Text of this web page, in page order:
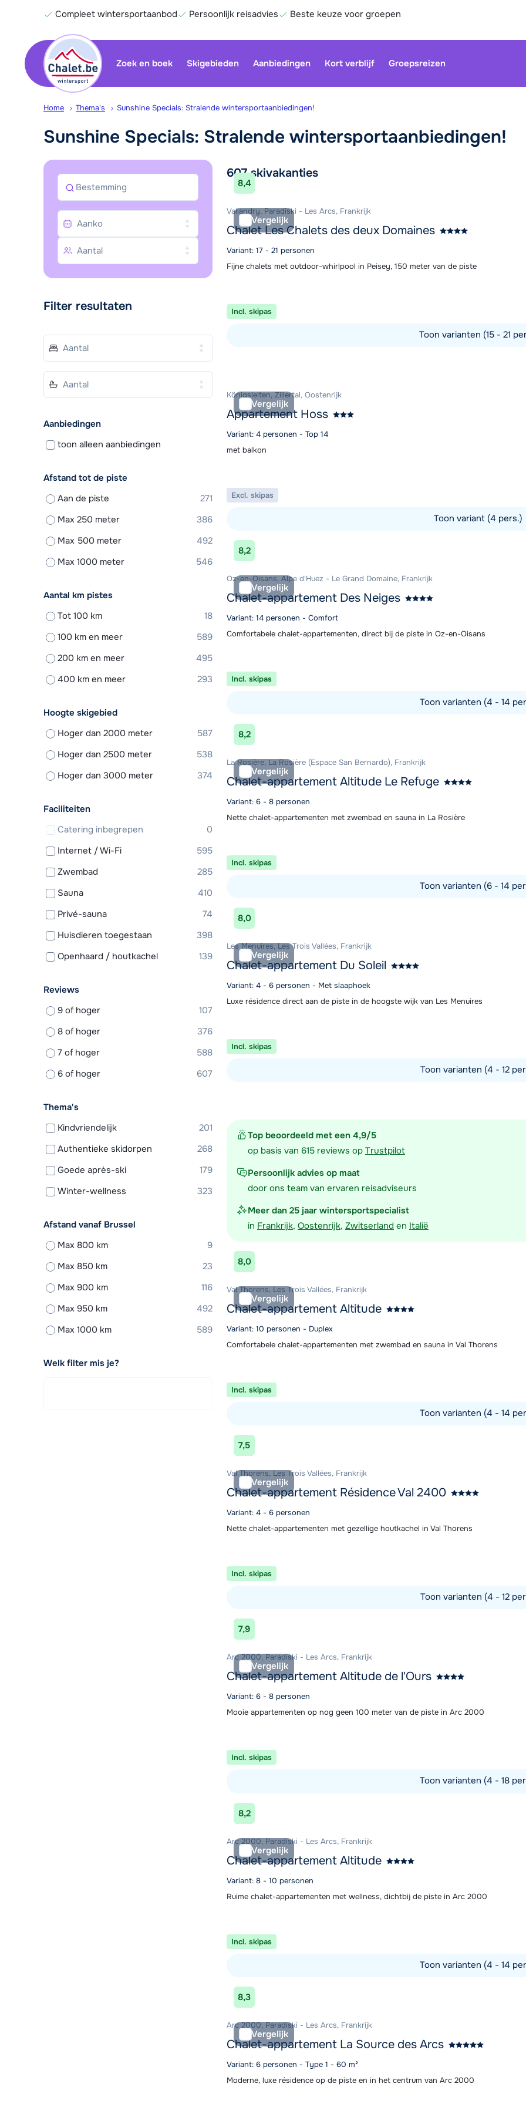
Compleet wintersportaanbod Persoonlijk reisadvies Beste keuze voor groepen
Zoek en boek Skigebieden Aanbiedingen Kort verblijf Groepsreizen
Home Thema's Sunshine Specials: Stralende wintersportaanbiedingen!
Sunshine Specials: Stralende wintersportaanbiedingen!
Aanbiedingen
607skivakanties
Top beoordeeld met een 4,9/5
op basis van 615 reviews op Trustpilot
Persoonlijk advies op maat
door ons team van ervaren reisadviseurs
Meer dan 25 jaar wintersportspecialist
in Frankrijk, Oostenrijk, Zwitserland en Italië
8,4
Vergelijk
Vallandry, Paradiski - Les Arcs, Frankrijk
Chalet Les Chalets des deux Domaines
Variant: 17 - 21 personen
Fijne chalets met outdoor-whirlpool in Peisey, 150 meter van de piste
Incl. skipas
Toon varianten (15 - 21
Vergelijk
Königsleiten, Zillertal, Oostenrijk
Appartement Hoss
Variant: 4 personen - Top 14
met balkon
Excl. skipas
Toon variant (4 pers.)
Bekijk accommodatie
8,2
Vergelijk
Oz-en-Oisans, Alpe d'Huez - Le Grand Domaine, Frankrijk
Chalet-appartement Des Neiges
Variant: 14 personen - Comfort
Comfortabele chalet-appartementen, direct bij de piste in Oz-en-Oisans
Incl. skipas
Toon varianten (4 - 14
Bekijk accommodatie
8,2
Vergelijk
La Rosière, La Rosière (Espace San Bernardo), Frankrijk
Chalet-appartement Altitude Le Refuge
Variant: 6 - 8 personen
Nette chalet-appartementen met zwembad en sauna in La Rosière
Incl. skipas
Toon varianten (6 - 14
Bekijk accommodatie
8,0
Vergelijk
Les Menuires, Les Trois Vallées, Frankrijk
Chalet-appartement Du Soleil
Variant: 4 - 6 personen - Met slaaphoek
Luxe résidence direct aan de piste in de hoogste wijk van Les Menuires
Incl. skipas
Toon varianten (4 - 12
8,0
Vergelijk
Val Thorens, Les Trois Vallées, Frankrijk
Chalet-appartement Altitude
Variant: 10 personen - Duplex
Comfortabele chalet-appartementen met zwembad en sauna in Val Thorens
Incl. skipas
Toon varianten (4 - 14
Bekijk accommodatie
7,5
Vergelijk
Val Thorens, Les Trois Vallées, Frankrijk
Chalet-appartement Résidence Val 2400
Variant: 4 - 6 personen
Nette chalet-appartementen met gezellige houtkachel in Val Thorens
Incl. skipas
Toon varianten (4 - 12
Bekijk accommodatie
7,9
Vergelijk
Arc 2000, Paradiski - Les Arcs, Frankrijk
Chalet-appartement Altitude de l'Ours
Variant: 6 - 8 personen
Mooie appartementen op nog geen 100 meter van de piste in Arc 2000
Incl. skipas
Toon varianten (4 - 18
Bekijk accommodatie
8,2
Vergelijk
Arc 2000, Paradiski - Les Arcs, Frankrijk
Chalet-appartement Altitude
Variant: 8 - 10 personen
Ruime chalet-appartementen met wellness, dichtbij de piste in Arc 2000
Incl. skipas
Toon varianten (4 - 14
Bekijk accommodatie
8,3
Vergelijk
Arc 2000, Paradiski - Les Arcs, Frankrijk
Chalet-appartement La Source des Arcs
Variant: 6 personen - Type 1 - 60 m²
Moderne, luxe résidence op de piste en in het centrum van Arc 2000
Bestemming
Filter resultaten
Aanbiedingen
toon alleen aanbiedingen
Afstand tot de piste
Aan de piste
271
Max 250 meter
386
Max 500 meter
492
Max 1000 meter
546
Aantal km pistes
Tot 100 km
18
100 km en meer
589
200 km en meer
495
400 km en meer
293
Hoogte skigebied
Hoger dan 2000 meter
587
Hoger dan 2500 meter
538
Hoger dan 3000 meter
374
Faciliteiten
Catering inbegrepen
0
Internet / Wi-Fi
595
Zwembad
285
Sauna
410
Privé-sauna
74
Huisdieren toegestaan
398
Openhaard / houtkachel
139
Reviews
9 of hoger
107
8 of hoger
376
7 of hoger
588
6 of hoger
607
Thema's
Kindvriendelijk
201
Authentieke skidorpen
268
Goede après-ski
179
Winter-wellness
323
Afstand vanaf Brussel
Max 800 km
9
Max 850 km
23
Max 900 km
116
Max 950 km
492
Max 1000 km
589
Welk filter mis je?